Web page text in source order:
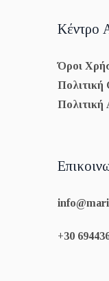
Κέντρο
Όροι
Πολιτική
Πολιτική
+30